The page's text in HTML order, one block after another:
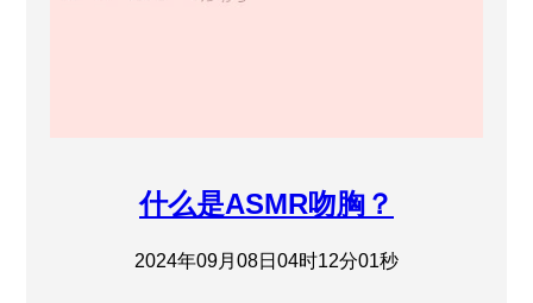
什么是ASMR吻胸？
2024年09月08日04时12分01秒